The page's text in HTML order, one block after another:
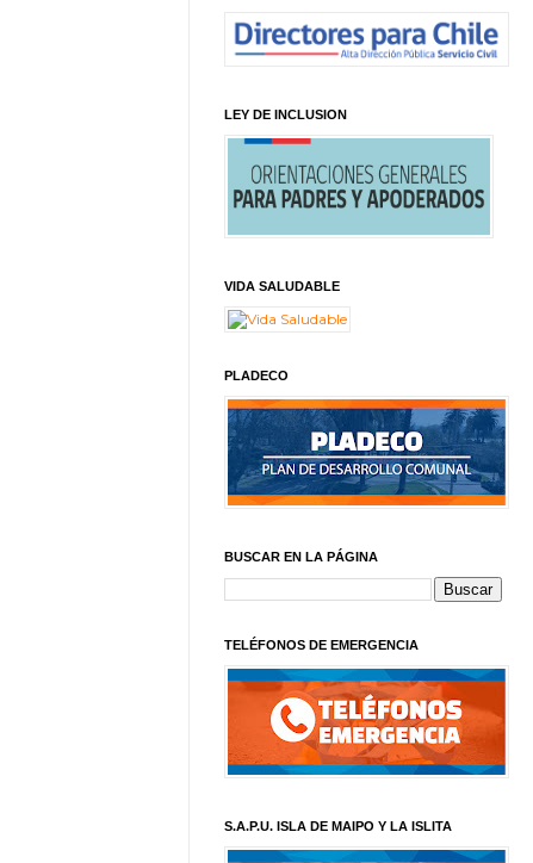
LEY DE INCLUSION
VIDA SALUDABLE
PLADECO
BUSCAR EN LA PÁGINA
TELÉFONOS DE EMERGENCIA
S.A.P.U. ISLA DE MAIPO Y LA ISLITA